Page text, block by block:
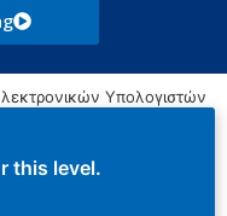
Υπολογιστών
this level.